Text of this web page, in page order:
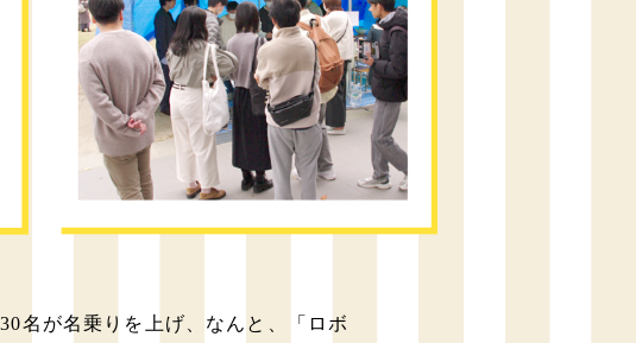
名が名乗りを上げ、なんと、「ロボ